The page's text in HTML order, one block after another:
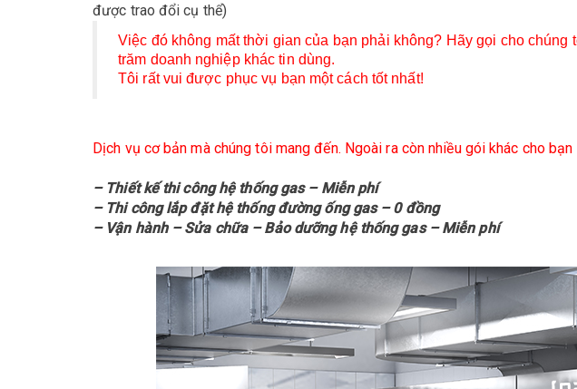
được trao đổi cụ thể)
Việc đó không mất thời gian của bạn phải không? Hãy gọi cho
trăm doanh nghiệp khác tin dùng.
Tôi rất vui được phục vụ bạn một cách tốt nhất!
Dịch vụ cơ bản mà chúng tôi mang đến. Ngoài ra còn nhiều gói khác cho bạn
– Thiết kế thi công hệ thống gas – Miễn phí
– Thi công lắp đặt hệ thống đường ống gas – 0 đồng
– Vận hành – Sửa chữa – Bảo dưỡng hệ thống gas – Miễn phí